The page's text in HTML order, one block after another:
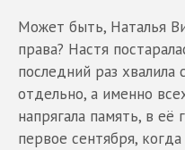
Может быть, Наталья
права? Настя
последний раз хвалила
отдельно, а именно
напрягала память, в её
первое сентября,